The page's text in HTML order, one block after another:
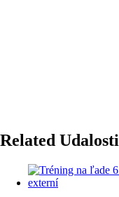
Related Udalosti